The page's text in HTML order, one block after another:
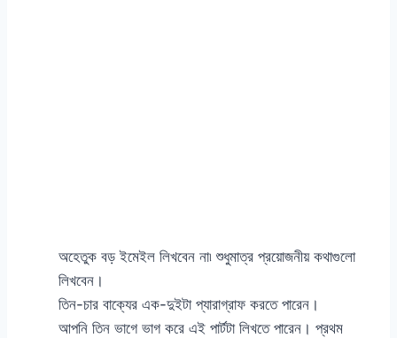
অহেতুক বড় ইমেইল লিখবেন না৷ শুধুমাত্র প্রয়োজনীয় কথাগুলো
লিখবেন।
তিন-চার বাক্যের এক-দুইটা প্যারাগ্রাফ করতে পারেন।
আপনি তিন ভাগে ভাগ করে এই পার্টটা লিখতে পারেন। প্রথম